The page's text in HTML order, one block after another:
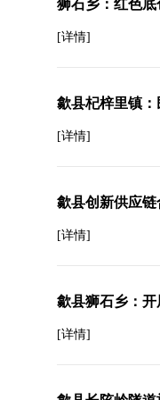
狮石乡：红色
[详情]
歙县杞梓里镇
[详情]
歙县创新供应
[详情]
歙县狮石乡：
[详情]